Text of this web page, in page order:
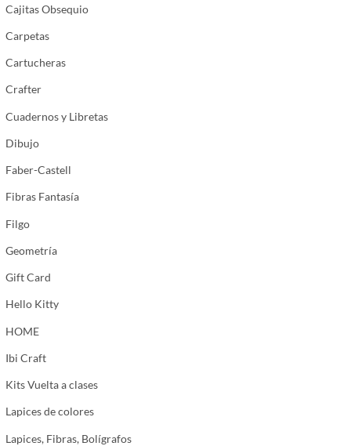
Cajitas Obsequio
Carpetas
Cartucheras
Crafter
Cuadernos y Libretas
Dibujo
Faber-Castell
Fibras Fantasía
Filgo
Geometría
Gift Card
Hello Kitty
HOME
Ibi Craft
Kits Vuelta a clases
Lapices de colores
Lapices, Fibras, Bolígrafos